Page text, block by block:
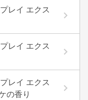
レイ エクス
レイ エクス
レイ エクス
の香り